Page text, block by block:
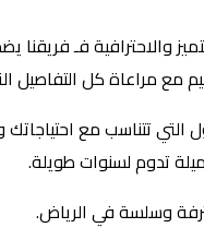
التميز والاحترافية
مع مراعاة كل
تتناسب مع احتياجاتك
تدوم لسنوات طويلة.
وسلسة في الرياض.